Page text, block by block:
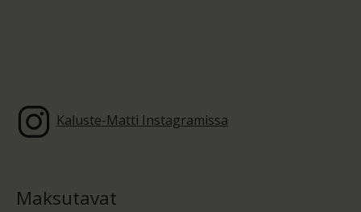
Kaluste-Matti Instagramissa
Maksutavat